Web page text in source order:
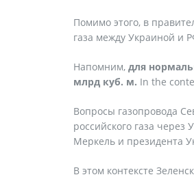
Помимо этого, в
газа между Украиной и
Напомним, для
млрд куб. м. In the
Вопросы газопровода
российского газа через
Меркель и президента
В этом контексте